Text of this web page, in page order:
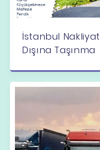
İstanbul
Dışına Taşınma